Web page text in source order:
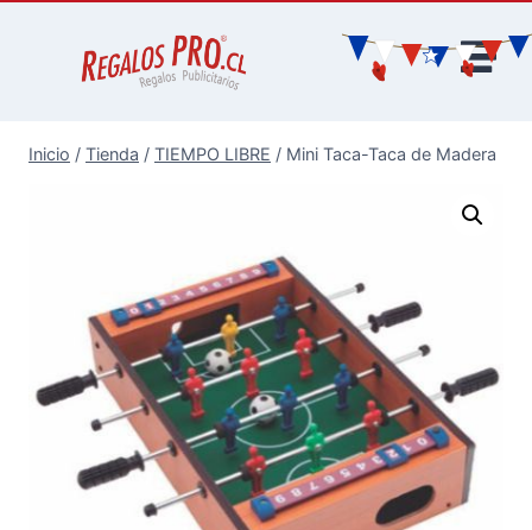
Inicio / Tienda / TIEMPO LIBRE / Mini Taca-Taca de Madera